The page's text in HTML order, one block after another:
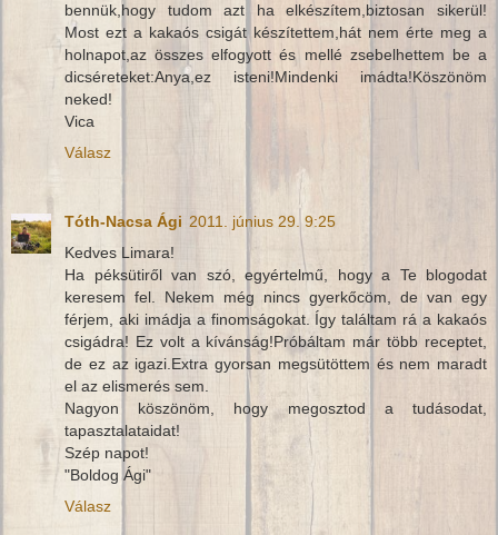
bennük,hogy tudom azt ha elkészítem,biztosan sikerül!
Most ezt a kakaós csigát készítettem,hát nem érte meg a
holnapot,az összes elfogyott és mellé zsebelhettem be a
dicséreteket:Anya,ez isteni!Mindenki imádta!Köszönöm
neked!
Vica
Válasz
Tóth-Nacsa Ági 2011. június 29. 9:25
Kedves Limara!
Ha péksütiről van szó, egyértelmű, hogy a Te blogodat
keresem fel. Nekem még nincs gyerkőcöm, de van egy
férjem, aki imádja a finomságokat. Így találtam rá a kakaós
csigádra! Ez volt a kívánság!Próbáltam már több receptet,
de ez az igazi.Extra gyorsan megsütöttem és nem maradt
el az elismerés sem.
Nagyon köszönöm, hogy megosztod a tudásodat,
tapasztalataidat!
Szép napot!
"Boldog Ági"
Válasz